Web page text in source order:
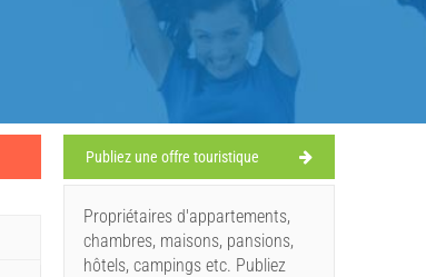
Publiez une offre touristique
Propriétaires d'appartements,
chambres, maisons, pansions,
hôtels, campings etc. Publiez